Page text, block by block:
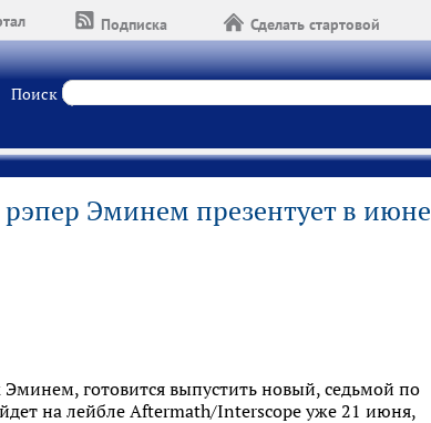
Сделать стартовой
Подписка
Поиск
Эминем презентует в июне
готовится выпустить новый, седьмой по
на лейбле Aftermath/Interscope уже 21 июня,